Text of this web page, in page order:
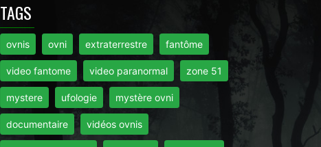
TAGS
ovnis ovni extraterrestre fantôme
video fantome video paranormal zone 51
mystere ufologie mystère ovni
documentaire vidéos ovnis